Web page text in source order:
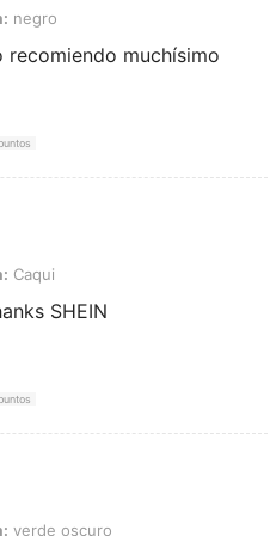
negro
recomiendo muchísimo
Caqui
SHEIN
oscuro
verde oscuro